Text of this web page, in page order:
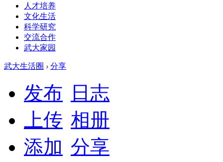
人才培养
文化生活
科学研究
交流合作
武大家园
武大生活圈 › 分享
发布
日志
上传 相册
添加 分享